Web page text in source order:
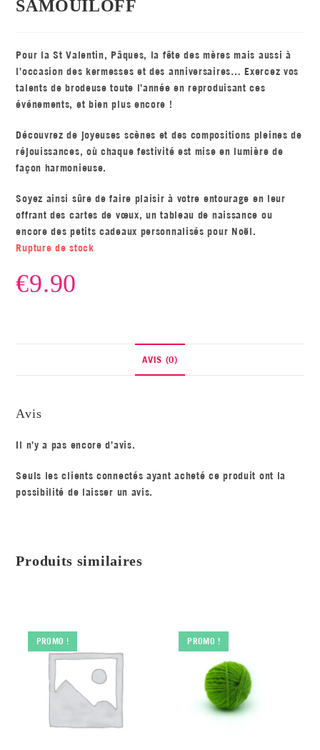
SAMOUÏLOFF
Pour la St Valentin, Pâques, la fête des mères mais aussi à
l’occasion des kermesses et des anniversaires… Exercez vos
talents de brodeuse toute l’année en reproduisant ces
événements, et bien plus encore !
Découvrez de joyeuses scènes et des compositions pleines de
réjouissances, où chaque festivité est mise en lumière de
façon harmonieuse.
Soyez ainsi sûre de faire plaisir à votre entourage en leur
offrant des cartes de vœux, un tableau de naissance ou
encore des petits cadeaux personnalisés pour Noël.
Rupture de stock
€9.90
AVIS (0)
Avis
Il n’y a pas encore d’avis.
Seuls les clients connectés ayant acheté ce produit ont la
possibilité de laisser un avis.
Produits similaires
PROMO ! PROMO !